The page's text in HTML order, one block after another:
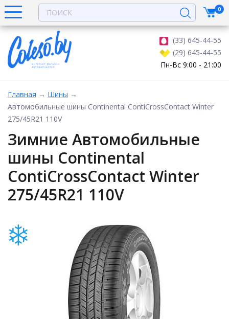
(33) 645-44-55
(29) 645-44-55
Пн-Вс 9:00 - 21:00
0
Главная → Шины →
Автомобильные шины Continental ContiCrossContact Winter
275/45R21 110V
Зимние Автомобильные
шины Continental
ContiCrossContact Winter
275/45R21 110V